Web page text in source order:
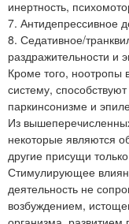
инертность,
7. Антидепрессивное
8. Седативное/
раздражительности и
Кроме того, ноотропы
систему,
паркинсонизме и
Из
некоторые являются
другие присущи
Стимулирующее
деятельность не
возбуждением,